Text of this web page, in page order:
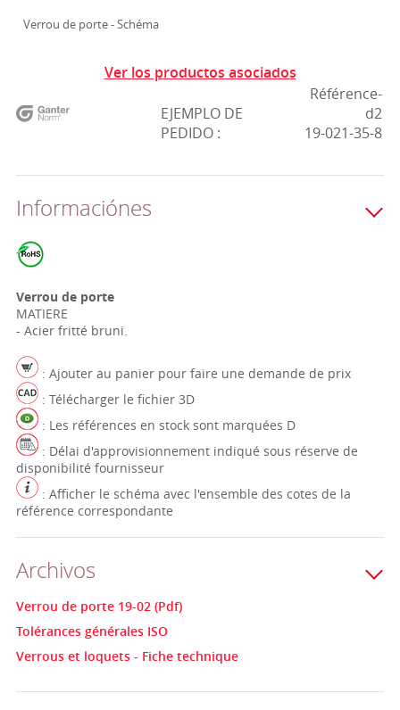
Verrou de porte - Schéma
Ver los productos asociados
EJEMPLO DE
PEDIDO :
Référence-
d2
19-021-35-8
Informaciónes
Verrou de porte
MATIERE
- Acier fritté bruni.
: Ajouter au panier pour faire une demande de prix
: Télécharger le fichier 3D
: Les références en stock sont marquées D
: Délai d'approvisionnement indiqué sous réserve de
disponibilité fournisseur
: Afficher le schéma avec l'ensemble des cotes de la
référence correspondante
Archivos
Verrou de porte 19-02 (Pdf)
Tolérances générales ISO
Verrous et loquets - Fiche technique